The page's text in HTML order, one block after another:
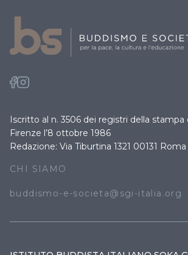
Iscritto al n. 3506 dei registri della stampa
Firenze l’8 ottobre 1986
Redazione: Via Tiburtina 1321 00131 Roma
CHI SIAMO
buddismo-e-societa@sgi-italia.org